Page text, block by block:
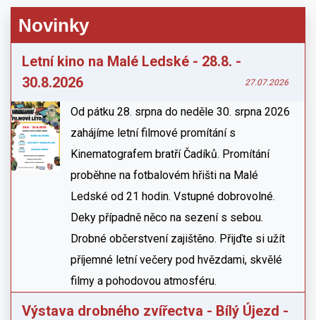
Novinky
Letní kino na Malé Ledské - 28.8. -
30.8.2026
27.07.2026
Od pátku 28. srpna do neděle 30. srpna 2026
zahájíme letní filmové promítání s
Kinematografem bratří Čadíků. Promítání
proběhne na fotbalovém hřišti na Malé
Ledské od 21 hodin. Vstupné dobrovolné.
Deky případně něco na sezení s sebou.
Drobné občerstvení zajištěno. Přijďte si užít
příjemné letní večery pod hvězdami, skvělé
filmy a pohodovou atmosféru.
Výstava drobného zvířectva - Bílý Újezd -